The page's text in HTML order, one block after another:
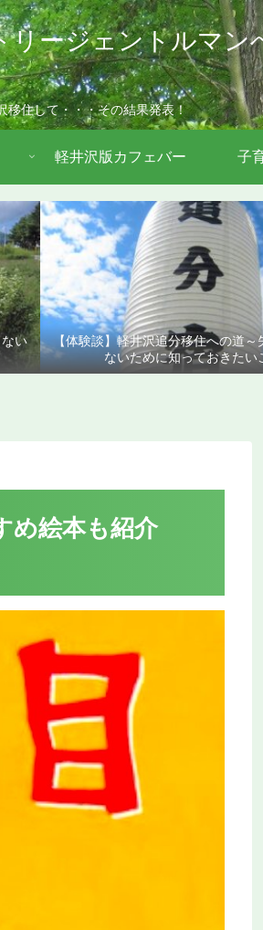
ージェントルマン
移住して・・・その結果発表！
軽井沢版カフェバー 子
い
【体験談】軽井沢追分移住への道～
ないために知っておきたい
め絵本も紹介